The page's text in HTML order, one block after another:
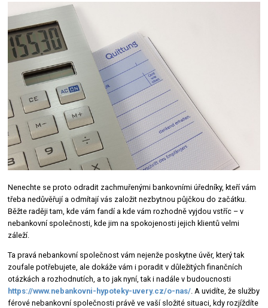
Nenechte se proto odradit zachmuřenými bankovními úředníky, kteří vám
třeba nedůvěřují a odmítají vás založit nezbytnou půjčkou do začátku.
Běžte raději tam, kde vám fandí a kde vám rozhodně vyjdou vstříc – v
nebankovní společnosti, kde jim na spokojenosti jejich klientů velmi
záleží.
Ta pravá nebankovní společnost vám nejenže poskytne úvěr, který tak
zoufale potřebujete, ale dokáže vám i poradit v důležitých finančních
otázkách a rozhodnutích, a to jak nyní, tak i nadále v budoucnosti
https://www.nebankovni-hypoteky-uvery.cz/o-nas/. A uvidíte, že služby
férové nebankovní společnosti právě ve vaší složité situaci, kdy rozjíždíte